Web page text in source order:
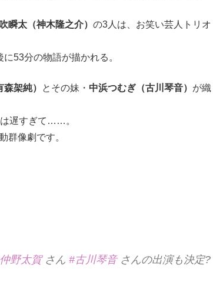
瞬太（神木隆之介） の3人は、お笑い芸人トリオ
53分の物語が描かれる。
架純） とその妹・ 中浜つむぎ（古川琴音） が織
遅すぎて……。
群像劇です。
野太賀さん #古川琴音さんの出演も決定?